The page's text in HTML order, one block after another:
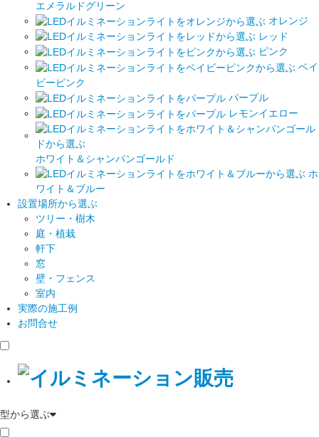
エメラルドグリーン
オレンジ
レッド
ピンク
ベイ
ビーピンク
パープル
レモンイエロー
ホワイト＆シャンパンゴールド
ホ
ワイト＆ブルー
設置場所から選ぶ
ツリー・樹木
庭・植栽
軒下
窓
壁・フェンス
室内
実際の施工例
お問合せ
型から選ぶ